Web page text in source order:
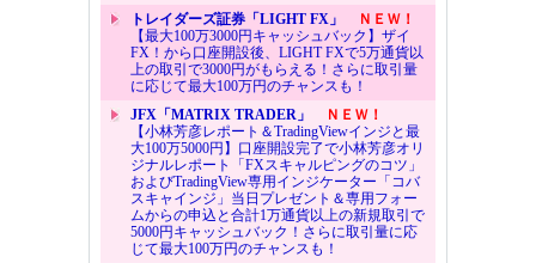
トレイダーズ証券「LIGHT FX」
ＮＥＷ！
【最大100万3000円キャッシュバック】ザイ
FX！から口座開設後、LIGHT FXで5万通貨以
上の取引で3000円がもらえる！さらに取引量
に応じて最大100万円のチャンスも！
JFX「MATRIX TRADER」
ＮＥＷ！
【小林芳彦レポート＆TradingViewインジと最
大100万5000円】口座開設完了で小林芳彦オリ
ジナルレポート「FXスキャルピングのコツ」
およびTradingView専用インジケーター「コバ
スキャインジ」当日プレゼント＆専用フォー
ムからの申込と合計1万通貨以上の新規取引で
5000円キャッシュバック！さらに取引量に応
じて最大100万円のチャンスも！